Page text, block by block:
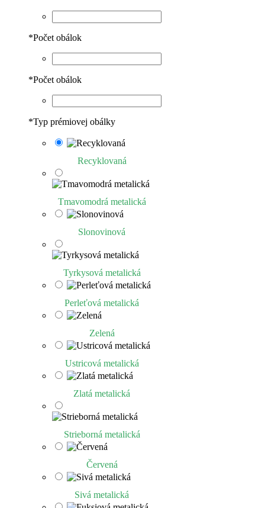
*Počet obálok
*Počet obálok
*Typ prémiovej obálky
Recyklovaná
Tmavomodrá metalická
Slonovinová
Tyrkysová metalická
Perleťová metalická
Zelená
Ustricová metalická
Zlatá metalická
Strieborná metalická
Červená
Sivá metalická